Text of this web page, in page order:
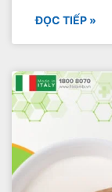
ĐỌC TIẾP »